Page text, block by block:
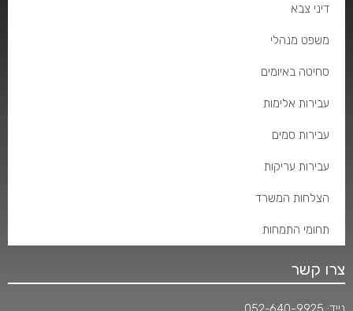
דיני צבא
משפט מנהלי
סחיטה באיומים
עבירות אלימות
עבירות סמים
עבירות עריקות
הצלחות המשרד
תחומי התמחות
צרו קשר